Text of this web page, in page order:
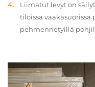
Liimatut levyt on
tiloissa
pehmennetyillä